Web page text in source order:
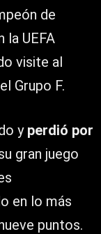
de
la UEFA
visite al
Grupo F.
y perdió por
gran juego
en lo más
puntos.